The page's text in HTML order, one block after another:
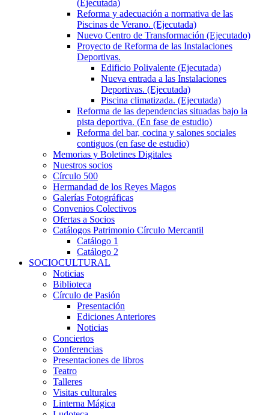
(Ejecutada)
Reforma y adecuación a normativa de las
Piscinas de Verano. (Ejecutada)
Nuevo Centro de Transformación (Ejecutado)
Proyecto de Reforma de las Instalaciones
Deportivas.
Edificio Polivalente (Ejecutada)
Nueva entrada a las Instalaciones
Deportivas. (Ejecutada)
Piscina climatizada. (Ejecutada)
Reforma de las dependencias situadas bajo la
pista deportiva. (En fase de estudio)
Reforma del bar, cocina y salones sociales
contiguos (en fase de estudio)
Memorias y Boletines Digitales
Nuestros socios
Círculo 500
Hermandad de los Reyes Magos
Galerías Fotográficas
Convenios Colectivos
Ofertas a Socios
Catálogos Patrimonio Círculo Mercantil
Catálogo 1
Catálogo 2
SOCIOCULTURAL
Noticias
Biblioteca
Círculo de Pasión
Presentación
Ediciones Anteriores
Noticias
Conciertos
Conferencias
Presentaciones de libros
Teatro
Talleres
Visitas culturales
Linterna Mágica